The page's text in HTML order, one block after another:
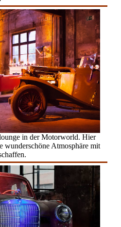
in der Motorworld. Hier
wunderschöne Atmosphäre mit